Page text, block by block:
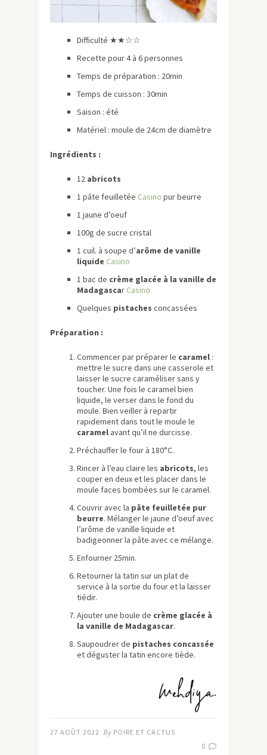
Difficulté ★★☆☆
Recette pour 4 à 6 personnes
Temps de préparation : 20min
Temps de cuisson : 30min
Saison : été
Matériel : moule de 24cm de diamètre
Ingrédients :
12 abricots
1 pâte feuilletée Casino pur beurre
1 jaune d’oeuf
100g de sucre cristal
1 cuil. à soupe d’arôme de vanille
liquide Casino
1 bac de crème glacée à la vanille de
Madagascar Casino
Quelques pistaches concassées
Préparation :
Commencer par préparer le caramel :
mettre le sucre dans une casserole et
laisser le sucre caraméliser sans y
toucher. Une fois le caramel bien
liquide, le verser dans le fond du
moule. Bien veiller à repartir
rapidement dans tout le moule le
caramel avant qu’il ne durcisse.
Préchauffer le four à 180°C.
Rincer à l’eau claire les abricots, les
couper en deux et les placer dans le
moule faces bombées sur le caramel.
Couvrir avec la pâte feuilletée pur
beurre. Mélanger le jaune d’oeuf avec
l’arôme de vanille liquide et
badigeonner la pâte avec ce mélange.
Enfourner 25min.
Retourner la tatin sur un plat de
service à la sortie du four et la laisser
tiédir.
Ajouter une boule de crème glacée à
la vanille de Madagascar.
Saupoudrer de pistaches concassée
et déguster la tatin encore tiède.
27 AOÛT 2022 By POIRE ET CACTUS
0